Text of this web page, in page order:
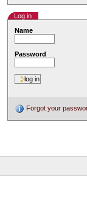
Log in
Name
Password
Forgot your